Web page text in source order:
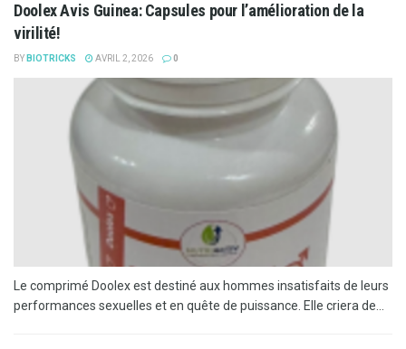
Doolex Avis Guinea: Capsules pour l’amélioration de la
virilité!
BY BIOTRICKS AVRIL 2, 2026 0
Le comprimé Doolex est destiné aux hommes insatisfaits de leurs
performances sexuelles et en quête de puissance. Elle criera de...